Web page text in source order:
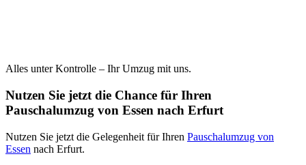
Alles unter Kontrolle – Ihr Umzug mit uns.
Nutzen Sie jetzt die Chance für Ihren
Pauschalumzug von Essen nach Erfurt
Nutzen Sie jetzt die Gelegenheit für Ihren Pauschalumzug von
Essen nach Erfurt.